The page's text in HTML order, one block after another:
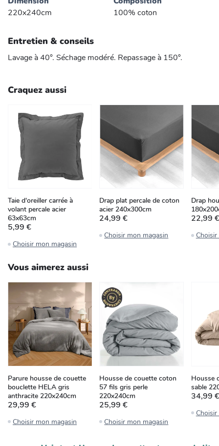
220x240cm
100% coton
Entretien & conseils
Lavage à 40°. Séchage modéré. Repassage à 150°.
Craquez aussi
Taie d'oreiller carrée à
volant percale acier
63x63cm
5,99 €
Choisir mon magasin
Drap plat percale de coton
acier 240x300cm
24,99 €
Choisir mon magasin
Drap
22,99 €
Vous aimerez aussi
Parure housse de couette
bouclette HELA gris
anthracite 220x240cm
29,99 €
Choisir mon magasin
Housse de couette coton
57 fils gris perle
220x240cm
25,99 €
Choisir mon magasin
Housse
sable
34,99 €